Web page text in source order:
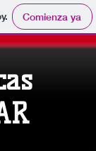
Comienza ya